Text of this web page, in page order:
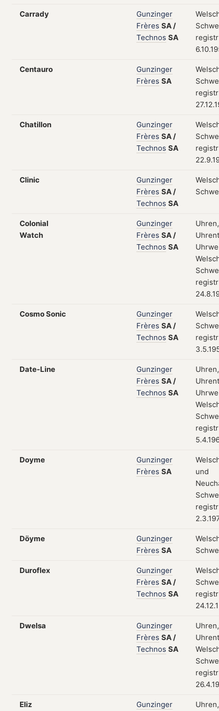
Carrady
Gunzinger
Frères SA/
Technos SA
Centauro
Gunzinger
Frères SA
Chatillon
Gunzinger
Frères SA/
Technos SA
Clinic
Gunzinger
Frères SA/
Technos SA
Colonial
Watch
Gunzinger
Frères SA/
Technos SA
Uhren,
Cosmo Sonic
Gunzinger
Frères SA/
Technos SA
Date-Line
Gunzinger
Frères SA/
Technos SA
Uhren,
Doyme
Gunzinger
Frères SA
und
Döyme
Gunzinger
Frères SA
Duroflex
Gunzinger
Frères SA/
Technos SA
Dwelsa
Gunzinger
Frères SA/
Technos SA
Uhren,
Eliz
Gunzinger
Uhren,